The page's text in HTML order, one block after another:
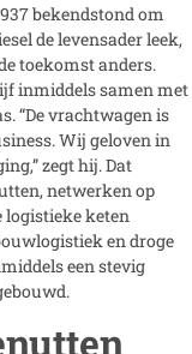
bekendstond om
de levensader leek,
toekomst anders.
inmiddels samen met
“De vrachtwagen is
Wij geloven in
zegt hij. Dat
netwerken op
logistieke keten
en droge
een stevig